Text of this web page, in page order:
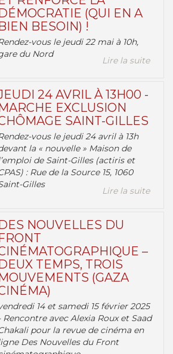
(QUI EN A
BESOIN) !
vous le jeudi 22 mai à 10h,
du Nord
Lire la suite
24 AVRIL À 13H00 -
EXCLUSION
SAINT-GILLES
vous le jeudi 24 avril à 13h
la « nouvelle » Maison de
de Saint-Gilles (actiris et
: Rue de la Source 15, 1060
Gilles
Lire la suite
NOUVELLES DU
–
TEMPS, TROIS
(GAZA
14 et samedi 15 février 2025
Rencontre avec Alexia Roux et Saad
pour la revue de cinéma en
Des Nouvelles du Front